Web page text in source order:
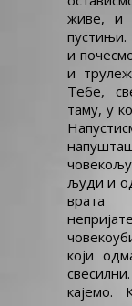
живе, и
и
и
Тебе,
таму, у
људи и
врата
који
кајемо.